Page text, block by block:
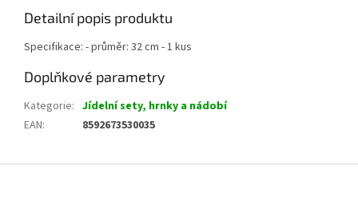
Detailní popis produktu
Specifikace: - průměr: 32 cm - 1 kus
Doplňkové parametry
Kategorie: Jídelní sety, hrnky a nádobí
EAN: 8592673530035